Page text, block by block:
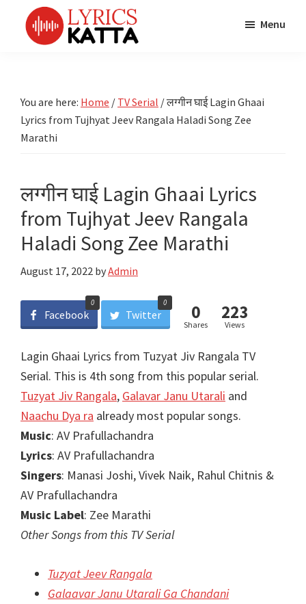
primary
Songs
TV
Title
Song
the
Marathi
Songs
Menu
You are here: Home / TV Serial /लग्गीन घाई Lagin Ghaai
Lyrics from Tujhyat Jeev Rangala Haladi Song Zee
Marathi
लग्गीन घाई Lagin Ghaai Lyrics
from Tujhyat Jeev Rangala
Haladi Song Zee Marathi
August 17, 2022 byAdmin
Facebook
0
Twitter
0 0
Shares
223
Views
Lagin Ghaai Lyrics from Tuzyat Jiv Rangala TV
Serial. This is 4th song from this popular serial.
Tuzyat Jiv Rangala, Galavar Janu Utarali and
Naachu Dya ra already most popular songs.
Music: AV Prafullachandra
Lyrics: AV Prafullachandra
Singers: Manasi Joshi, Vivek Naik, Rahul Chitnis &
AV Prafullachandra
Music Label: Zee Marathi
Other Songs from this TV Serial
Tuzyat Jeev Rangala
Galaavar Janu Utarali Ga Chandani